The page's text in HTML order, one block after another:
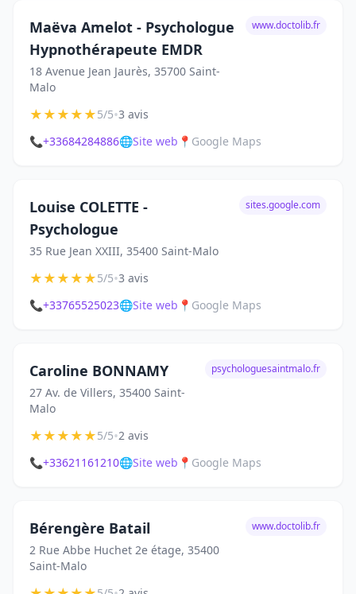
Maëva Amelot - Psychologue
Hypnothérapeute EMDR
18 Avenue Jean Jaurès, 35700 Saint-
Malo
www.doctolib.fr
★★★★★5/5•3 avis
📞+33684284886🌐Site web 📍 Google Maps
Louise COLETTE -
Psychologue
35 Rue Jean XXIII, 35400 Saint-Malo
sites.google.com
★★★★★5/5•3 avis
📞+33765525023🌐Site web 📍 Google Maps
Caroline BONNAMY
27 Av. de Villers, 35400 Saint-
Malo
psychologuesaintmalo.fr
★★★★★5/5•2 avis
📞+33621161210🌐Site web 📍 Google Maps
Bérengère Batail
2 Rue Abbe Huchet 2e étage, 35400
Saint-Malo
www.doctolib.fr